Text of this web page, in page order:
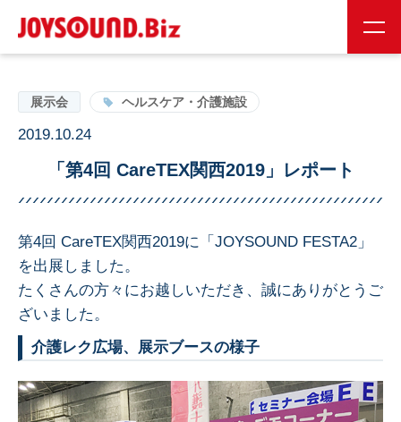
0120-141-224
24時間受付
お問い合わせ
JOYSOUNDの特長
製品情報
展示会 ヘルスケア・介護施設
2019.10.24
「第4回 CareTEX関西2019」レポート
第4回 CareTEX関西2019に「JOYSOUND FESTA2」
を出展しました。
たくさんの方々にお越しいただき、誠にありがとうご
ざいました。
介護レク広場、展示ブースの様子